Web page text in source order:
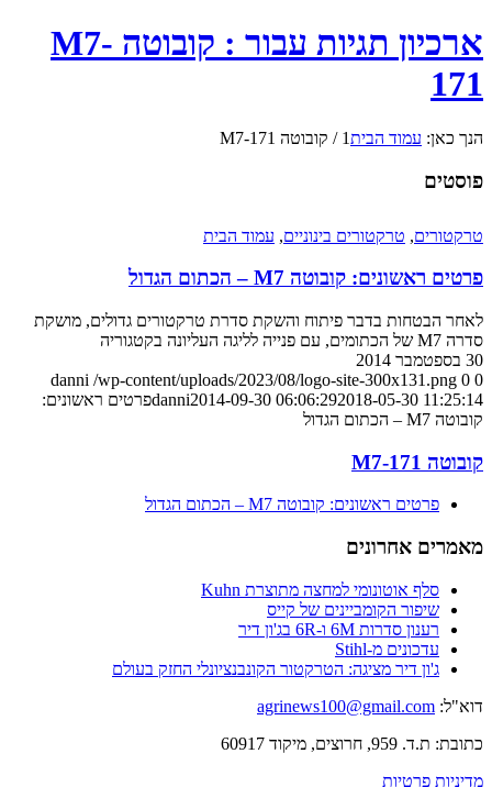
ארכיון תגיות עבור : קובוטה M7-
171
הנך כאן: עמוד הבית1
/ קובוטה M7-171
פוסטים
טרקטורים, טרקטורים בינוניים, עמוד הבית
פרטים ראשונים: קובוטה M7 – הכתום הגדול
לאחר הבטחות בדבר פיתוח והשקת סדרת טרקטורים גדולים, מושקת
סדרה M7 של הכתומים, עם פנייה לליגה העליונה בקטגוריה
30 בספטמבר 2014
0
0
danni /wp-content/uploads/2023/08/logo-site-300x131.png
danni2014-09-30 06:06:292018-05-30 11:25:14
פרטים ראשונים:
קובוטה M7 – הכתום הגדול
קובוטה M7-171
פרטים ראשונים: קובוטה M7 – הכתום הגדול
מאמרים אחרונים
סלף אוטונומי למחצה מתוצרת Kuhn
שיפור הקומביינים של קייס
רענון סדרות 6M ו-6R בג'ון דיר
עדכונים מ-Stihl
ג'ון דיר מציגה: הטרקטור הקונבנציונלי החזק בעולם
דוא"ל: agrinews100@gmail.com
כתובת: ת.ד. 959, חרוצים, מיקוד 60917
מדיניות פרטיות